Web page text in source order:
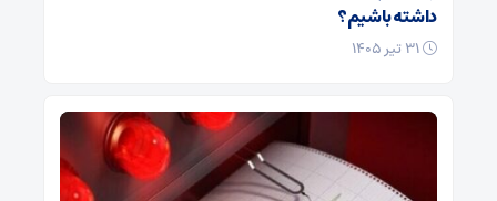
داشته باشیم؟